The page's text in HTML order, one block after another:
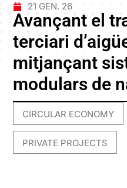
21 GEN. 26
Avançant el
terciari
mitjançant
modulars de
CIRCULAR ECONOMY
PRIVATE PROJECTS